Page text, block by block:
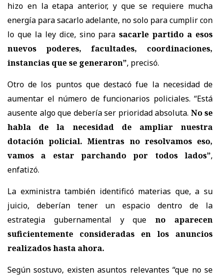
hizo en la etapa anterior, y que se requiere mucha
energía para sacarlo adelante, no solo para cumplir con
lo que la ley dice, sino para sacarle partido a esos
nuevos poderes, facultades, coordinaciones,
instancias que se generaron”, precisó.
Otro de los puntos que destacó fue la necesidad de
aumentar el número de funcionarios policiales. “Está
ausente algo que debería ser prioridad absoluta. No se
habla de la necesidad de ampliar nuestra
dotación policial. Mientras no resolvamos eso,
vamos a estar parchando por todos lados”,
enfatizó.
La exministra también identificó materias que, a su
juicio, deberían tener un espacio dentro de la
estrategia gubernamental y queno aparecen
suficientemente consideradas en los anuncios
realizados hasta ahora.
Según sostuvo, existen asuntos relevantes “que no se